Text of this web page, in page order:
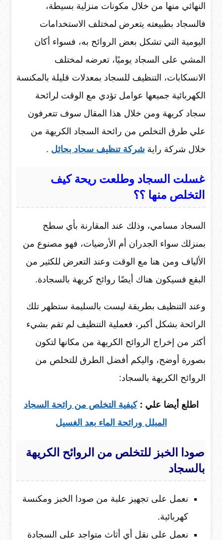
النهائي منها من خلال مكونات منزلية بسيطة،
فالسجاد بطبيعته يتعرض لمختلف الاستخدامات
اليومية التي تشكل بعض الروائح به، فسواء أكان
المشي على السجاد يوميًا، تعرضه لمختلف
الانسكابات، التنظيف للسجاد بمعدلات قليلة بالمكنسة
الكهربائية جميعها عوامل تؤدي مع الوقت لرائحة
سجاد كريهة ومن خلال هذا المقال سوف تتعرفون
علي طرق التخلص من رائحة السجاد الكريهة من
خلال شركة راية شركة تنظيف سجاد بحائل .
غسلت السجاد وطلعت ريحة كيف
التخلص منها ؟؟
السجاد مسامي، وذلك عند المقارنة بأي سطح
بمنزلك سواء الجدران أم الأرضيات، فهو مصنوع من
الألياف ومن هنا مع الوقت وعند التعرض للكثير من
البقع فسيكون هناك أيضًا روائح كريهة بالسجادة.
وعند التنظيف بطريقة ليست بالسليمة ستظهر تلك
الرائحة بشكل أكبر، فعملية التنظيف لم تقم بشيء
أكثر من إخراج الروائح الكريهة من مكانها لتكون
بصورة أوضح، واليكم أفضل الطرق للتخلص من
الروائح الكريهة بالسجاد:
اطلع أيضا علي :كيفية التخلص من رائحة السجاد
المبلل ورائحة الماء بعد الغسيل
صودا الخبز للتخلص من الروائح الكريهة
بالسجاد
نعمل على تجهيز علبة من صودا الخبز ومكنسة
كهربائية.
نعمل على نقل أي أثاث متواجد على السجادة